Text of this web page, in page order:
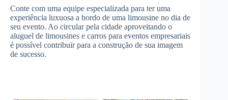
Conte com uma equipe especializada para ter uma
experiência luxuosa a bordo de uma limousine no dia de
seu evento. Ao circular pela cidade aproveitando o
aluguel de limousines e carros para eventos empresariais
é possível contribuir para a construção de sua imagem
de sucesso.